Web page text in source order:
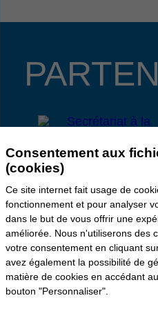
Consentement aux
(cookies)
Ce site internet fait usage de
fonctionnement et pour analyser
dans le but de vous offrir une
améliorée. Nous n'utiliserons des
votre consentement en cliquant
avez également la possibilité de
matière de cookies en accédant
bouton "Personnaliser".